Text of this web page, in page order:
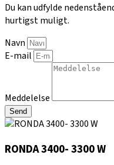
Du kan udfylde
hurtigst muligt.
Navn
E-mail
Meddelelse
Send
RONDA 3400- 3300 W